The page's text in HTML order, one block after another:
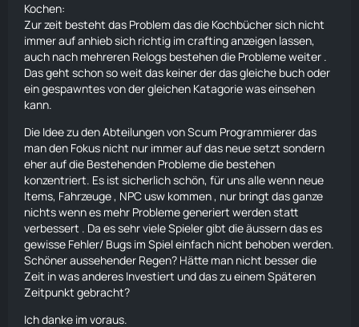
Kochen:
Zur zeit besteht das Problem das die Kochbücher sich nicht
immer auf anhieb sich richtig im crafting anzeigen lassen,
auch nach mehreren Relogs bestehen die Probleme weiter .
Das geht schon so weit das keiner der das gleiche buch oder
ein gespawntes von der gleichen Katagorie was einsehen
kann.
Die Idee zu den Abteilungen von Scum Programmierer das
man den Fokus nicht nur immer auf das neue setzt sondern
eher auf die Bestehenden Probleme die bestehen
konzentriert. Es ist sicherlich schön, für uns alle wenn neue
Items, Fahrzeuge , NPC usw kommen , nur bringt das ganze
nichts wenn es mehr Probleme generiert werden statt
verbessert . Da es sehr viele Spieler gibt die äussern das es
gewisse Fehler/ Bugs im Spiel einfach nicht behoben werden.
Schöner aussehender Regen? Hätte man nicht besser die
Zeit in was anderes Investiert und das zu einem Späteren
Zeitpunkt gebracht?
Ich danke im voraus.